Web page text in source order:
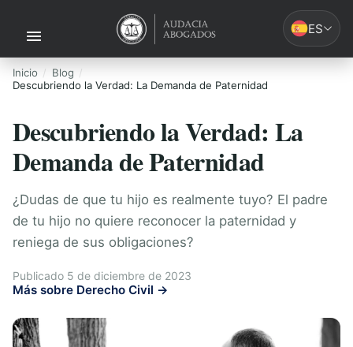
ES
Inicio
Blog
Descubriendo la Verdad: La Demanda de Paternidad
Descubriendo la Verdad: La
Demanda de Paternidad
¿Dudas de que tu hijo es realmente tuyo? El padre
de tu hijo no quiere reconocer la paternidad y
reniega de sus obligaciones?
Publicado 5 de diciembre de 2023
Más sobre Derecho Civil →